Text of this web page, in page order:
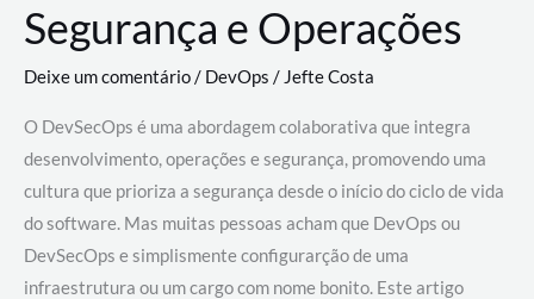
Segurança e Operações
Deixe um comentário/ DevOps /Jefte Costa
O DevSecOps é uma abordagem colaborativa que integra
desenvolvimento, operações e segurança, promovendo uma
cultura que prioriza a segurança desde o início do ciclo de vida
do software. Mas muitas pessoas acham que DevOps ou
DevSecOps e simplismente configurarção de uma
infraestrutura ou um cargo com nome bonito. Este artigo